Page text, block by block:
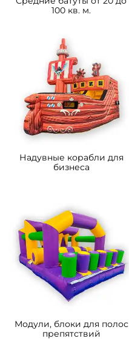
100 кв. м.
Надувные корабли для
бизнеса
Модули, блоки для полос
препятствий